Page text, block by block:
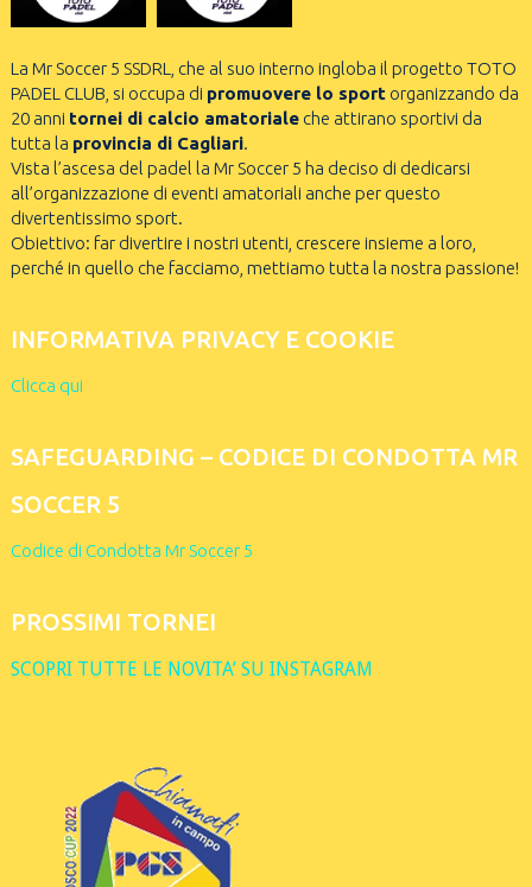
La Mr Soccer 5 SSDRL, che al suo interno ingloba il progetto TOTO
PADEL CLUB, si occupa di promuovere lo sportorganizzando da
20 anni tornei di calcio amatorialeche attirano sportivi da
tutta la provincia di Cagliari.
Vista l’ascesa del padel la Mr Soccer 5 ha deciso di dedicarsi
all’organizzazione di eventi amatoriali anche per questo
divertentissimo sport.
Obiettivo: far divertire i nostri utenti, crescere insieme a loro,
perché in quello che facciamo, mettiamo tutta la nostra passione!
INFORMATIVA PRIVACY E COOKIE
Clicca qui
SAFEGUARDING – CODICE DI CONDOTTA MR
SOCCER 5
Codice di Condotta Mr Soccer 5
PROSSIMI TORNEI
SCOPRI TUTTE LE NOVITA’ SU INSTAGRAM